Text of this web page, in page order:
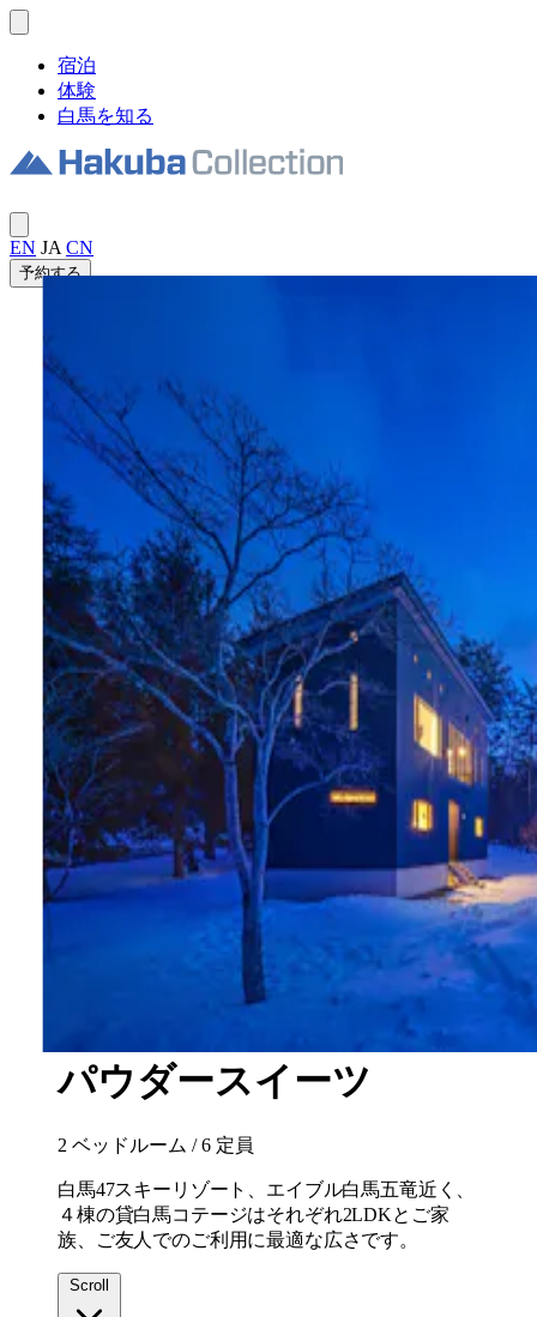
宿泊
体験
白馬を知る
EN JA CN
予約する
パウダースイーツ
2 ベッドルーム / 6 定員
白馬47スキーリゾート、エイブル白馬五竜近く、
４棟の貸白馬コテージはそれぞれ2LDKとご家
族、ご友人でのご利用に最適な広さです。
Scroll